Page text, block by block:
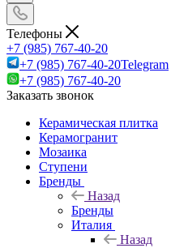
Телефоны
+7 (985) 767-40-20
+7 (985) 767-40-20Telegram
+7 (985) 767-40-20
Заказать звонок
Керамическая плитка
Керамогранит
Мозаика
Ступени
Бренды
Назад
Бренды
Италия
Назад